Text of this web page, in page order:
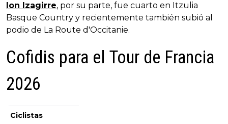
Ion Izagirre, por su parte, fue cuarto en Itzulia
Basque Country y recientemente también subió al
podio de La Route d'Occitanie.
Cofidis para el Tour de Francia
2026
Ciclistas